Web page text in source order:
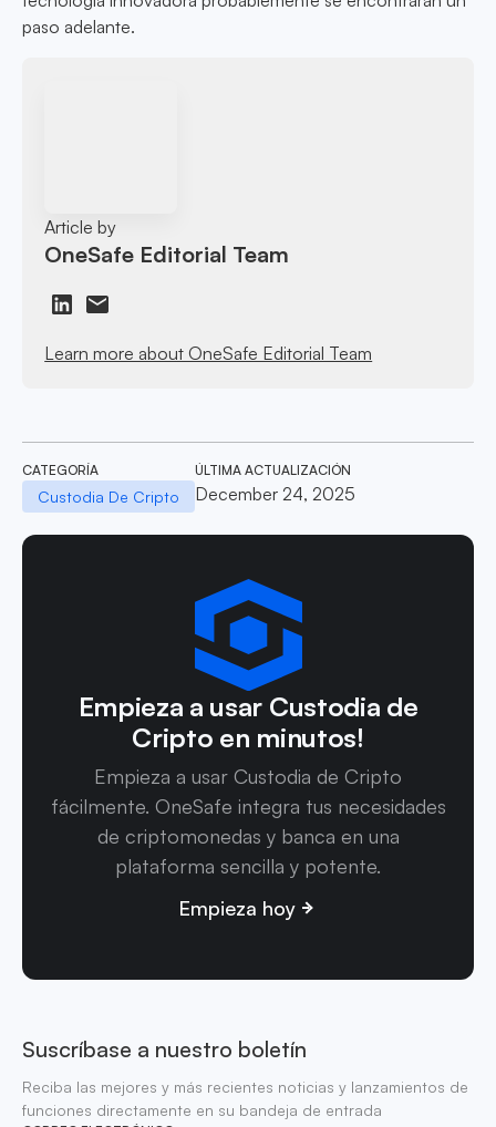
paso adelante.
Article by
OneSafe Editorial Team
Learn more about OneSafe Editorial Team
CATEGORÍA
Custodia De Cripto
ÚLTIMA ACTUALIZACIÓN
December 24, 2025
Empieza a usar Custodia de
Cripto en minutos!
Empieza a usar Custodia de Cripto
fácilmente. OneSafe integra tus necesidades
de criptomonedas y banca en una
plataforma sencilla y potente.
Empieza hoy
Suscríbase a nuestro boletín
Reciba las mejores y más recientes noticias y lanzamientos de
funciones directamente en su bandeja de entrada